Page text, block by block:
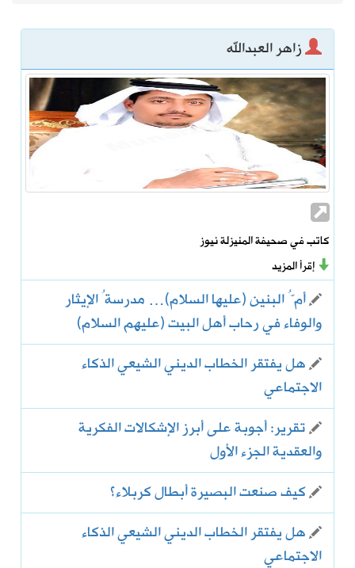
زاهر العبدالله
كاتب في صحيفة المنيزلة نيوز
إقرأ المزيد
أمُّ البنين (عليها السلام)… مدرسةُ الإيثار
والوفاء في رحاب أهل البيت (عليهم السلام)
هل يفتقر الخطاب الديني الشيعي الذكاء
الاجتماعي
تقرير: أجوبة على أبرز الإشكالات الفكرية
والعقدية الجزء الأول
كيف صنعت البصيرة أبطال كربلاء؟
هل يفتقر الخطاب الديني الشيعي الذكاء
الاجتماعي